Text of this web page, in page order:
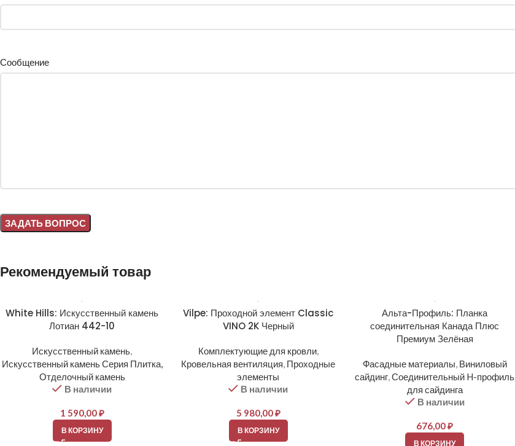
Сообщение
Рекомендуемый товар
White Hills: Искусственный камень
Лотиан 442-10
Искусственный камень,
Искусственный камень Серия Плитка,
Отделочный камень
В наличии
1 590,00₽
В КОРЗИНУ
Vilpe: Проходной элемент Classic
VINO 2K Черный
Комплектующие для кровли,
Кровельная вентиляция, Проходные
элементы
В наличии
5 980,00₽
В КОРЗИНУ
Альта-Профиль: Планка
соединительная Канада Плюс
Премиум Зелёная
Фасадные материалы, Виниловый
сайдинг,Соединительный H-профиль
для сайдинга
В наличии
676,00₽
В КОРЗИНУ